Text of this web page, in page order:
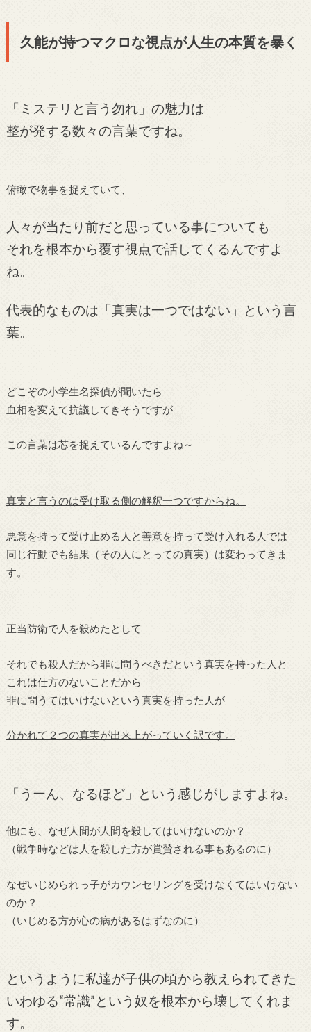
久能が持つマクロな視点が人生の本質を暴く
「ミステリと言う勿れ」の魅力は
整が発する数々の言葉ですね。
俯瞰で物事を捉えていて、
人々が当たり前だと思っている事についても
それを根本から覆す視点で話してくるんですよ
ね。
代表的なものは「真実は一つではない」という言
葉。
どこぞの小学生名探偵が聞いたら
血相を変えて抗議してきそうですが
この言葉は芯を捉えているんですよね～
真実と言うのは受け取る側の解釈一つですからね。
悪意を持って受け止める人と善意を持って受け入れる人では
同じ行動でも結果（その人にとっての真実）は変わってきま
す。
正当防衛で人を殺めたとして
それでも殺人だから罪に問うべきだという真実を持った人と
これは仕方のないことだから
罪に問うてはいけないという真実を持った人が
分かれて２つの真実が出来上がっていく訳です。
「うーん、なるほど」という感じがしますよね。
他にも、なぜ人間が人間を殺してはいけないのか？
（戦争時などは人を殺した方が賞賛される事もあるのに）
なぜいじめられっ子がカウンセリングを受けなくてはいけない
のか？
（いじめる方が心の病があるはずなのに）
というように私達が子供の頃から教えられてきた
いわゆる“常識”という奴を根本から壊してくれま
す。